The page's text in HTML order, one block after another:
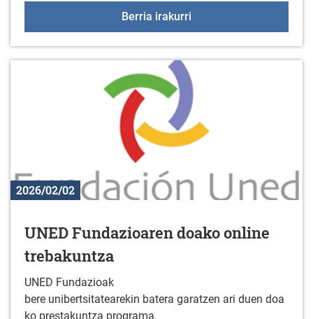
Berria irakurri
2026/02/02
UNED Fundazioaren doako online
trebakuntza
UNED Fundazioak
bere unibertsitatearekin batera garatzen ari duen doa
ko prestakuntza programa.